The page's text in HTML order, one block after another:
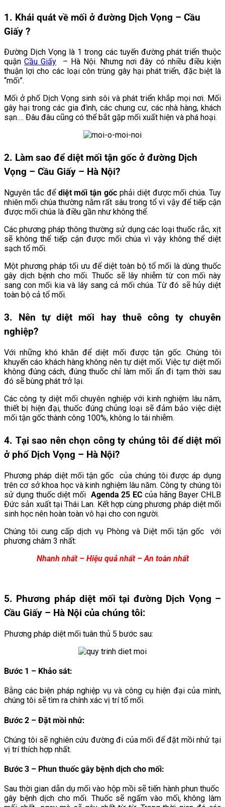
1. Khái quát về mối ở đường Dịch Vọng – Cầu
Giấy ?
Đường Dịch Vọng là 1 trong các tuyến đường phát triển thuộc
quậnCầu Giấy – Hà Nội. Nhưng nơi đây có nhiều điều kiện
thuận lợi cho các loại côn trùng gây hại phát triển, đặc biệt là
“mối”.
Mối ở phố Dịch Vọng sinh sôi và phát triển khắp mọi nơi. Mối
gây hại trong các gia đình, các chung cư, các nhà hàng, khách
sạn…. Đâu đâu cũng có thể bắt gặp mối xuất hiện và phá hoại.
2. Làm sao để diệt mối tận gốc ở đường Dịch
Vọng – Cầu Giấy – Hà Nội?
Nguyên tắc để diệt mối tận gốc phải diệt được mối chúa. Tuy
nhiên mối chúa thường nằm rất sâu trong tổ vì vậy để tiếp cận
được mối chúa là điều gần như không thể.
Các phương pháp thông thường sử dụng các loại thuốc rắc, xịt
sẽ không thể tiếp cận được mối chúa vì vậy không thể diệt
sạch tổ mối.
Một phương pháp tối ưu để diệt toàn bộ tổ mối là dùng thuốc
gây dịch bệnh cho mối. Thuốc sẽ lây nhiễm từ con mối này
sang con mối kia và lây sang cả mối chúa. Từ đó sẽ hủy diệt
toàn bộ cả tổ mối.
3. Nên tự diệt mối hay thuê công ty chuyên
nghiệp?
Với những khó khăn để diệt mối được tận gốc. Chúng tôi
khuyến cáo khách hàng không nên tự diệt mối. Việc tự diệt mối
không đúng cách, đúng thuốc chỉ làm mối ẩn đi tạm thời sau
đó sẽ bùng phát trở lại.
Các công ty diệt mối chuyên nghiệp với kinh nghiệm lâu năm,
thiết bị hiện đại, thuốc đúng chủng loại sẽ đảm bảo việc diệt
mối tận gốc thành công 100%, không lo tái nhiễm.
4. Tại sao nên chọn công ty chúng tôi để diệt mối
ở phố Dịch Vọng – Hà Nội?
Phương pháp diệt mối tận gốc của chúng tôi được áp dụng
trên cơ sở khoa học và kinh nghiệm lâu năm. Công ty chúng tôi
sử dụng thuốc diệt mối Agenda 25 EC của hãng Bayer CHLB
Đức sản xuất tại Thái Lan. Kết hợp cùng phương pháp diệt mối
sinh học nên hoàn toàn vô hại cho con người.
Chúng tôi cung cấp dịch vụ Phòng và Diệt mối tận gốc với
phương châm 3 nhất:
Nhanh nhất – Hiệu quả nhất – An toàn nhất
5. Phương pháp diệt mối tại đường Dịch Vọng –
Cầu Giấy – Hà Nội của chúng tôi:
Phương pháp diệt mối tuân thủ 5 bước sau:
Bước 1 – Khảo sát:
Bằng các biện pháp nghiệp vụ và công cụ hiện đại của mình,
chúng tôi sẽ tìm ra chính xác vị trí tổ mối.
Bước 2 – Đặt mồi nhử:
Chúng tôi sẽ nghiên cứu đường đi của mối để đặt mồi nhử tại
vị trí thích hợp nhất.
Bước 3 – Phun thuốc gây bệnh dịch cho mối:
Sau thời gian dẫn dụ mối vào hộp mồi sẽ tiến hành phun thuốc
gây bệnh dịch cho mối. Thuốc sẽ ngấm vào mối, không làm